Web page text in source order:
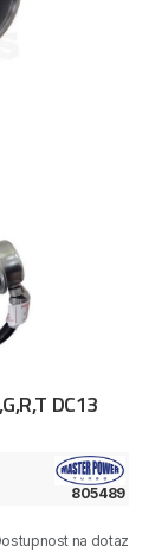
DC13
805489
na dotaz